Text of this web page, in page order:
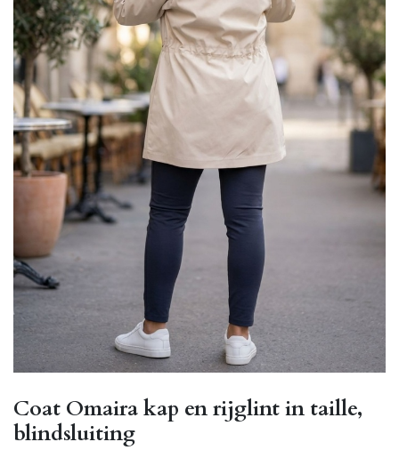
Coat Omaira kap en rijglint in taille,
blindsluiting